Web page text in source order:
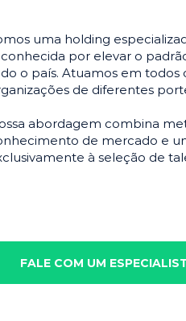
uma holding
por elevar o
o país. Atuamos em todos
de diferentes
abordagem combina
de mercado e
à seleção de
FALE COM UM